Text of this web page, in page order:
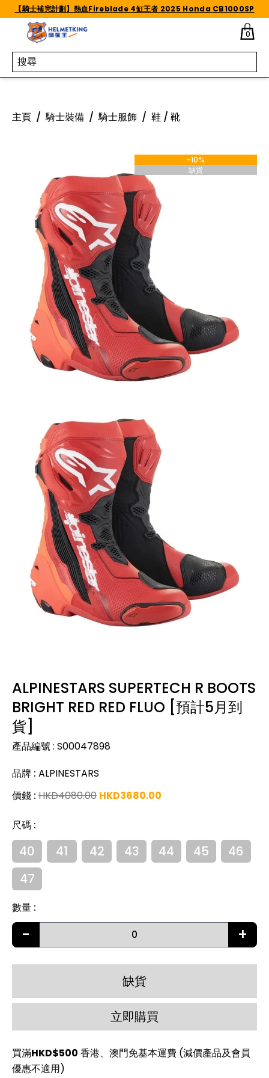
Skip to content
【騎士補完計劃】熱血Fireblade 4缸王者 2025 Honda CB1000SP
0
主頁 / 騎士裝備 / 騎士服飾 / 鞋 / 靴
-10%
缺貨
ALPINESTARS SUPERTECH R BOOTS
BRIGHT RED RED FLUO [預計5月到
貨]
產品編號: S00047898
品牌 : ALPINESTARS
價錢 : HKD4080.00 HKD3680.00
數量 :
- +
尺碼 :
40 41 42 43 44 45
46
47
缺貨
立即購買
買滿HKD$500 香港、澳門免基本運費 (減價產品及會員
優惠不適用)